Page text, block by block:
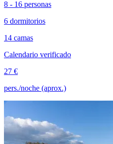
8 - 16 personas
6 dormitorios
14 camas
Calendario verificado
27 €
pers./noche (aprox.)